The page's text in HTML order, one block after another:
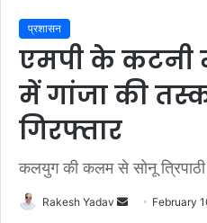
प्रशासन
एमपी के कटनी
में गांजा की
गिरफ्तार
कलयुग की कलम से सोनू त्रिपाठी
Rakesh Yadav February